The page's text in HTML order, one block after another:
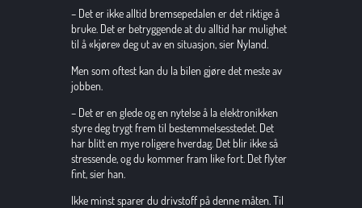
– Det er ikke alltid bremsepedalen er det riktige å
bruke. Det er betryggende at du alltid har mulighet
til å «kjøre» deg ut av en situasjon, sier Nyland.
Men som oftest kan du la bilen gjøre det meste av
jobben.
– Det er en glede og en nytelse å la elektronikken
styre deg trygt frem til bestemmelsesstedet. Det
har blitt en mye roligere hverdag. Det blir ikke så
stressende, og du kommer fram like fort. Det flyter
fint, sier han.
Ikke minst sparer du drivstoff på denne måten. Til